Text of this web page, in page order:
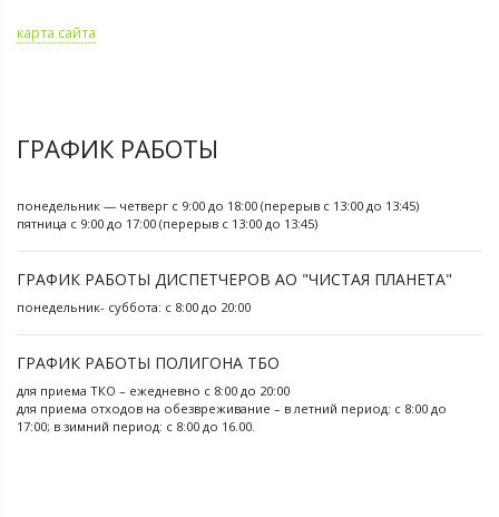
карта сайта
ГРАФИК РАБОТЫ
понедельник — четверг с 9:00 до 18:00 (перерыв с 13:00 до 13:45)
пятница с 9:00 до 17:00 (перерыв с 13:00 до 13:45)
ГРАФИК РАБОТЫ ДИСПЕТЧЕРОВ АО "ЧИСТАЯ ПЛАНЕТА"
понедельник- суббота: с 8:00 до 20:00
ГРАФИК РАБОТЫ ПОЛИГОНА ТБО
для приема ТКО – ежедневно с 8:00 до 20:00
для приема отходов на обезвреживание – в летний период: с 8:00 до
17:00; в зимний период: с 8:00 до 16.00.